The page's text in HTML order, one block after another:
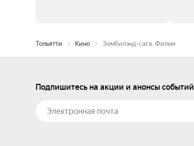
Тольятти Кино Зомбилэнд-сага. Фильм
Подпишитесь на акции и анонсы событий